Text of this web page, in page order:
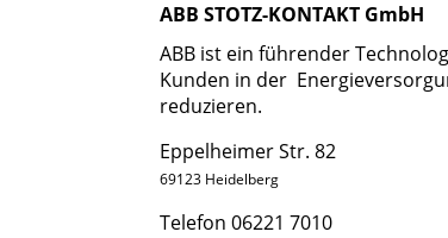
ABB STOTZ-KONTAKT GmbH
ABB ist ein führender
Kunden in der
reduzieren.
Eppelheimer Str. 82
69123 Heidelberg
Telefon 06221 7010